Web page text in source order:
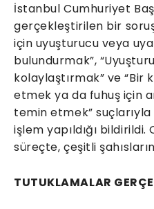
İstanbul Cumhuriyet
gerçekleştirilen bir
için uyuşturucu veya
bulundurmak”,
kolaylaştırmak” ve “Bir
etmek ya da fuhuş için
temin etmek”
işlem yapıldığı
süreçte, çeşitli
TUTUKLAMALAR